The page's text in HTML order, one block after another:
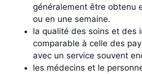
généralement être obtenu
ou en une semaine.
la qualité des soins et des
comparable à celle des
avec un service souvent
les médecins et le